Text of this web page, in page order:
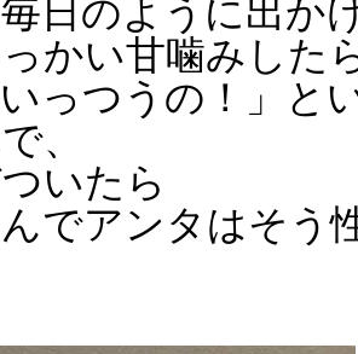
日のように出か
かい甘噛みした
いっつうの！」と
、
いたら
んでアンタはそう